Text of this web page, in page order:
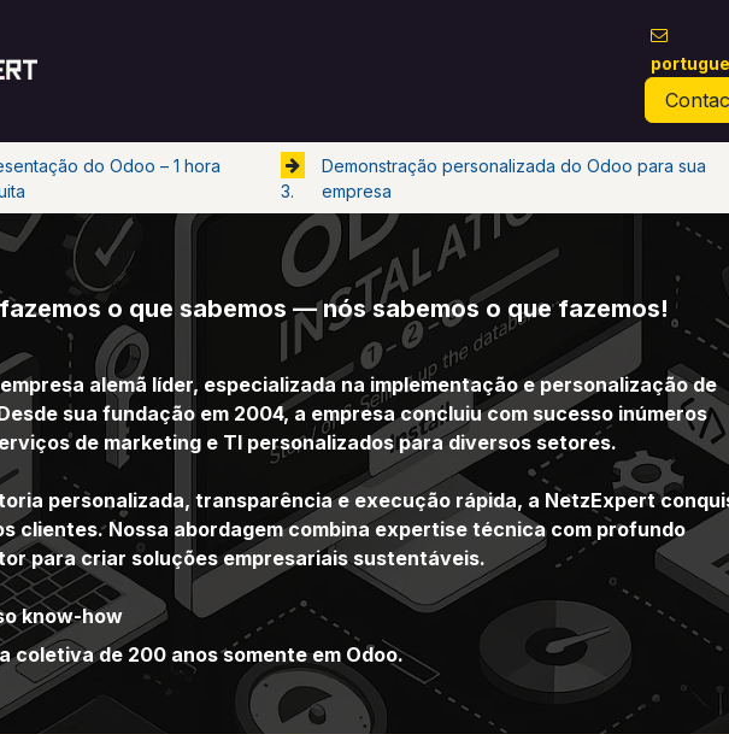
Sobre o Odoo
do Odoo – 1 hora
3.
Demonstração personalizada do Odoo para sua
empresa
o que sabemos — nós sabemos o que fazemos!
alemã líder, especializada na implementação e personalização de
sua fundação em 2004, a empresa concluiu com sucesso inúmeros
de marketing e TI personalizados para diversos setores.
personalizada, transparência e execução rápida, a NetzExpert
clientes. Nossa abordagem combina expertise técnica com profundo
para criar soluções empresariais sustentáveis.
know-how
coletiva de 200 anos somente em Odoo.